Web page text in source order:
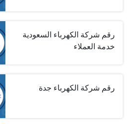
رقم شركة الكهرباء السعودية
خدمة العملاء
رقم شركة الكهرباء جدة